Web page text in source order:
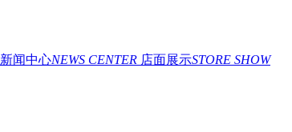
新闻中心NEWS CENTER 店面展示STORE SHOW